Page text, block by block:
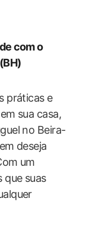
⁣com o
práticas e
sua casa,
no Beira-
deseja
um
suas